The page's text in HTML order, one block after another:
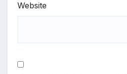
Website